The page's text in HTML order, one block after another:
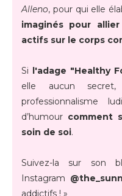
Alleno, pour qui elle
imaginés pour
actifs sur le corps
Si l'adage "Healthy
elle aucun
professionnalisme
d’humour comment
soin de soi.
Suivez-la sur son
Instagram
addictifs ! »